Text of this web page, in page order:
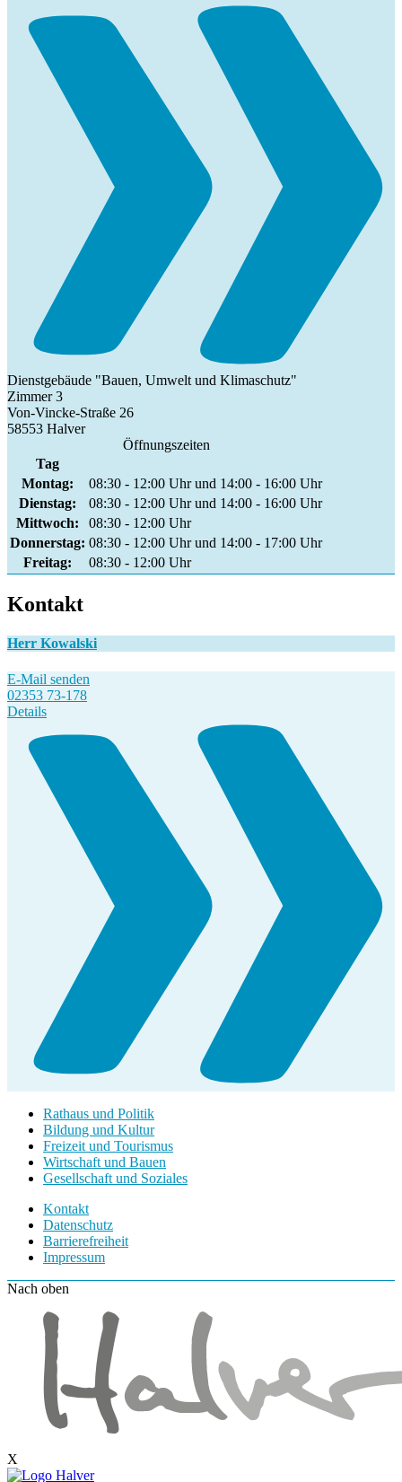
Dienstgebäude "Bauen, Umwelt und Klimaschutz"
Zimmer 3
Von-Vincke-Straße 26
58553 Halver
Öffnungszeiten
Tag
Montag:
08:30 - 12:00 Uhr und 14:00 - 16:00 Uhr
Dienstag:
08:30 - 12:00 Uhr und 14:00 - 16:00 Uhr
Mittwoch:
08:30 - 12:00 Uhr
Donnerstag: 08:30 - 12:00 Uhr und 14:00 - 17:00 Uhr
Freitag:
08:30 - 12:00 Uhr
Kontakt
Herr Kowalski
E-Mail senden
02353 73-178
Details
Rathaus und Politik
Bildung und Kultur
Freizeit und Tourismus
Wirtschaft und Bauen
Gesellschaft und Soziales
Kontakt
Datenschutz
Barrierefreiheit
Impressum
Nach oben
X